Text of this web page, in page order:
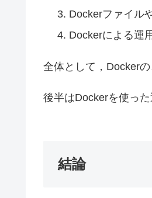
Dockerファイル
Dockerによる運
全体として，Docker
後半はDockerを使っ
結論